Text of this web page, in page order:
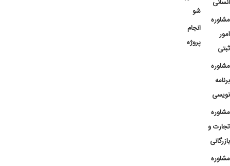
انسانی
مشاوره
امور
ثبتی
مشاوره
برنامه
نویسی
مشاوره
تجارت و
بازرگانی
مشاوره
شو
انجام
پروژه